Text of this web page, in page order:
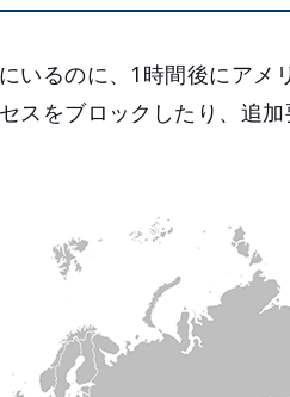
いるのに、1時間後にアメ
スをブロックしたり、追加